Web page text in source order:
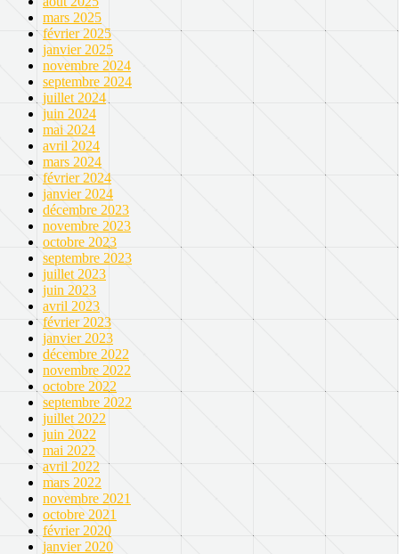
mars 2025
février 2025
janvier 2025
novembre 2024
septembre 2024
juillet 2024
juin 2024
mai 2024
avril 2024
mars 2024
février 2024
janvier 2024
décembre 2023
novembre 2023
octobre 2023
septembre 2023
juillet 2023
juin 2023
avril 2023
février 2023
janvier 2023
décembre 2022
novembre 2022
octobre 2022
septembre 2022
juillet 2022
juin 2022
mai 2022
avril 2022
mars 2022
novembre 2021
octobre 2021
février 2020
janvier 2020